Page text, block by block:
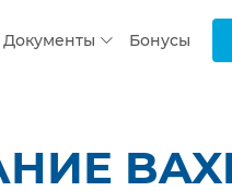
Документы Бонусы